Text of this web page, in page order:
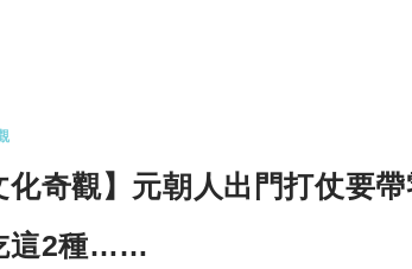
化奇觀】元朝人出門打仗要
這2種……